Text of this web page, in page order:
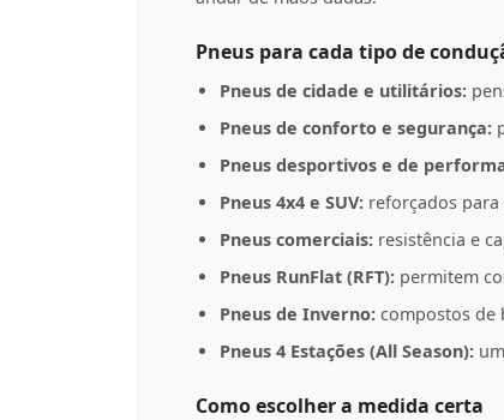
Pneus para cada tipo de
Pneus de cidade e utilitários:
Pneus de conforto e segurança:
Pneus desportivos e de
Pneus 4x4 e SUV: reforçados
Pneus comerciais: resistência e
Pneus RunFlat (RFT): permitem
Pneus de Inverno: compostos de
Pneus 4 Estações (All Season):
Como escolher a medida certa